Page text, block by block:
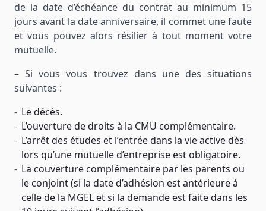
de la date d’échéance du contrat au minimum 15
jours avant la date anniversaire, il commet une faute
et vous pouvez alors résilier à tout moment votre
mutuelle.
– Si vous vous trouvez dans une des situations
suivantes :
Le décès.
L’ouverture de droits à la CMU complémentaire.
L’arrêt des études et l’entrée dans la vie active dès
lors qu’une mutuelle d’entreprise est obligatoire.
La couverture complémentaire par les parents ou
le conjoint (si la date d’adhésion est antérieure à
celle de la MGEL et si la demande est faite dans les